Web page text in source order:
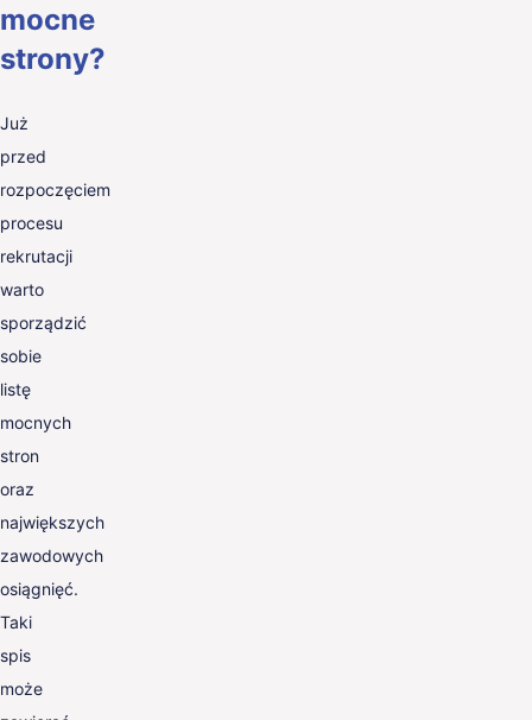
mocne
strony?
Już
przed
rozpoczęciem
procesu
rekrutacji
warto
sporządzić
sobie
listę
mocnych
stron
oraz
największych
zawodowych
osiągnięć.
Taki
spis
może